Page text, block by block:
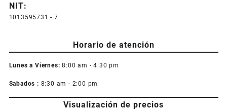
NIT:
1013595731 - 7
Horario de atención
Lunes a Viernes: 8:00 am - 4:30 pm
Sabados : 8:30 am - 2:00 pm
Visualización de precios